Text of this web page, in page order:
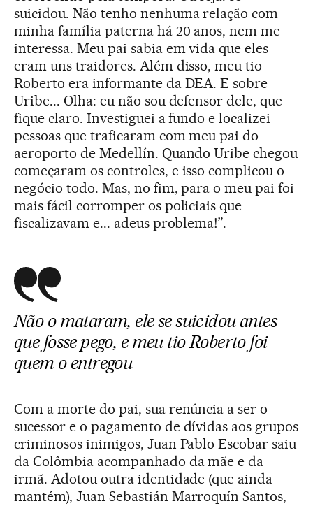
suicidou. Não tenho nenhuma relação com
minha família paterna há 20 anos, nem me
interessa. Meu pai sabia em vida que eles
eram uns traidores. Além disso, meu tio
Roberto era informante da DEA. E sobre
Uribe... Olha: eu não sou defensor dele, que
fique claro. Investiguei a fundo e localizei
pessoas que traficaram com meu pai do
aeroporto de Medellín. Quando Uribe chegou
começaram os controles, e isso complicou o
negócio todo. Mas, no fim, para o meu pai foi
mais fácil corromper os policiais que
fiscalizavam e... adeus problema!”.
Não o mataram, ele se suicidou antes
que fosse pego, e meu tio Roberto foi
quem o entregou
Com a morte do pai, sua renúncia a ser o
sucessor e o pagamento de dívidas aos grupos
criminosos inimigos, Juan Pablo Escobar saiu
da Colômbia acompanhado da mãe e da
irmã. Adotou outra identidade (que ainda
mantém), Juan Sebastián Marroquín Santos,